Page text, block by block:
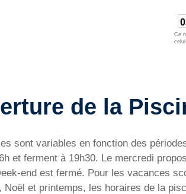
Ce
de la
sont variables en fonction des
et ferment à 19h30. Le mercredi
end est fermé. Pour les vacances
Noël et printemps, les horaires de la